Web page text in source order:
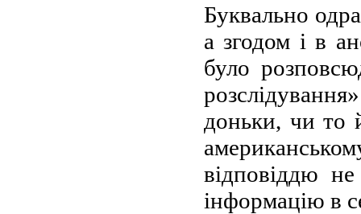
Буквально
а згодом і в
було
доньки, чи то
відповіддю
інформацію в